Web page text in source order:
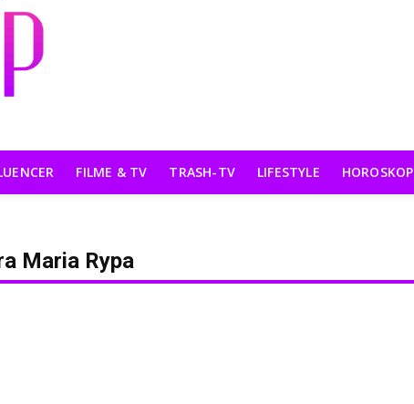
FILME & TV TRASH-TV LIFESTYLE HOROSKOP
Maria Rypa